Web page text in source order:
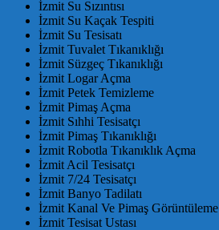
İzmit Su Sızıntısı
İzmit Su Kaçak Tespiti
İzmit Su Tesisatı
İzmit Tuvalet Tıkanıklığı
İzmit Süzgeç Tıkanıklığı
İzmit Logar Açma
İzmit Petek Temizleme
İzmit Pimaş Açma
İzmit Sıhhi Tesisatçı
İzmit Pimaş Tıkanıklığı
İzmit Robotla Tıkanıklık Açma
İzmit Acil Tesisatçı
İzmit 7/24 Tesisatçı
İzmit Banyo Tadilatı
İzmit Kanal Ve Pimaş Görüntüleme
İzmit Tesisat Ustası